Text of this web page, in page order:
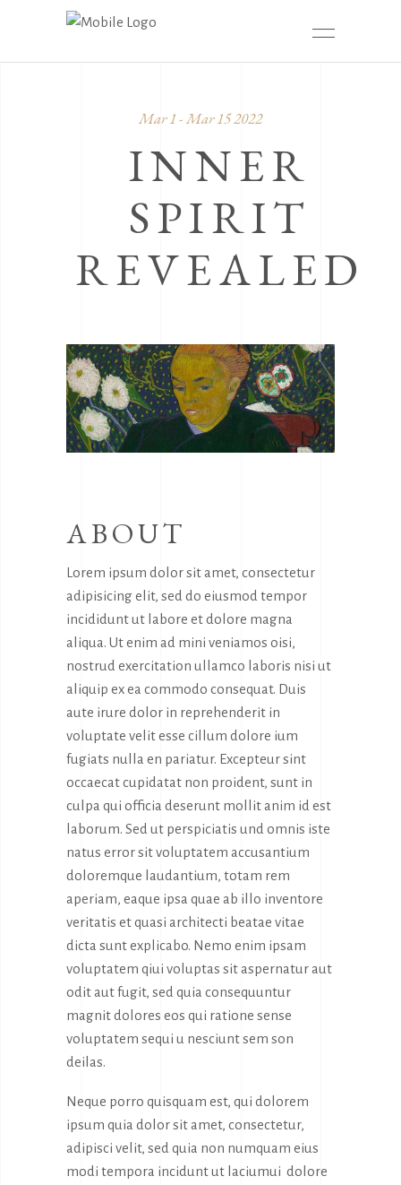
Mar 1 - Mar 15 2022
INNER
SPIRIT
REVEALED
ABOUT
Lorem ipsum dolor sit amet, consectetur
adipisicing elit, sed do eiusmod tempor
incididunt ut labore et dolore magna
aliqua. Ut enim ad mini veniamos oisi,
nostrud exercitation ullamco laboris nisi ut
aliquip ex ea commodo consequat. Duis
aute irure dolor in reprehenderit in
voluptate velit esse cillum dolore ium
fugiats nulla en pariatur. Excepteur sint
occaecat cupidatat non proident, sunt in
culpa qui officia deserunt mollit anim id est
laborum. Sed ut perspiciatis und omnis iste
natus error sit voluptatem accusantium
doloremque laudantium, totam rem
aperiam, eaque ipsa quae ab illo inventore
veritatis et quasi architecti beatae vitae
dicta sunt explicabo. Nemo enim ipsam
voluptatem qiui voluptas sit aspernatur aut
odit aut fugit, sed quia consequuntur
magnit dolores eos qui ratione sense
voluptatem sequi u nesciunt sem son
deilas.
Neque porro quisquam est, qui dolorem
ipsum quia dolor sit amet, consectetur,
adipisci velit, sed quia non numquam eius
modi tempora incidunt ut laciumui dolore